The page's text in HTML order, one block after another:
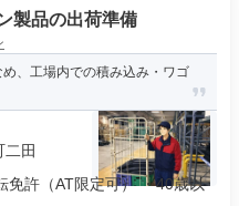
製品の出荷準備
、工場内での積み込み・ワゴ
田
免許（AT限定可） ・40歳以